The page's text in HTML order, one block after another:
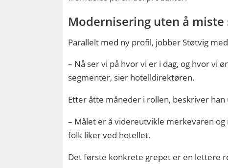
Modernisering uten å miste
Parallelt med ny profil, jobber Støtvig
– Nå ser vi på hvor vi er i dag, og hvor vi
segmenter, sier hotelldirektøren.
Etter åtte måneder i rollen, beskriver
– Målet er å videreutvikle merkevaren
folk liker ved hotellet.
Det første konkrete grepet er en lettere